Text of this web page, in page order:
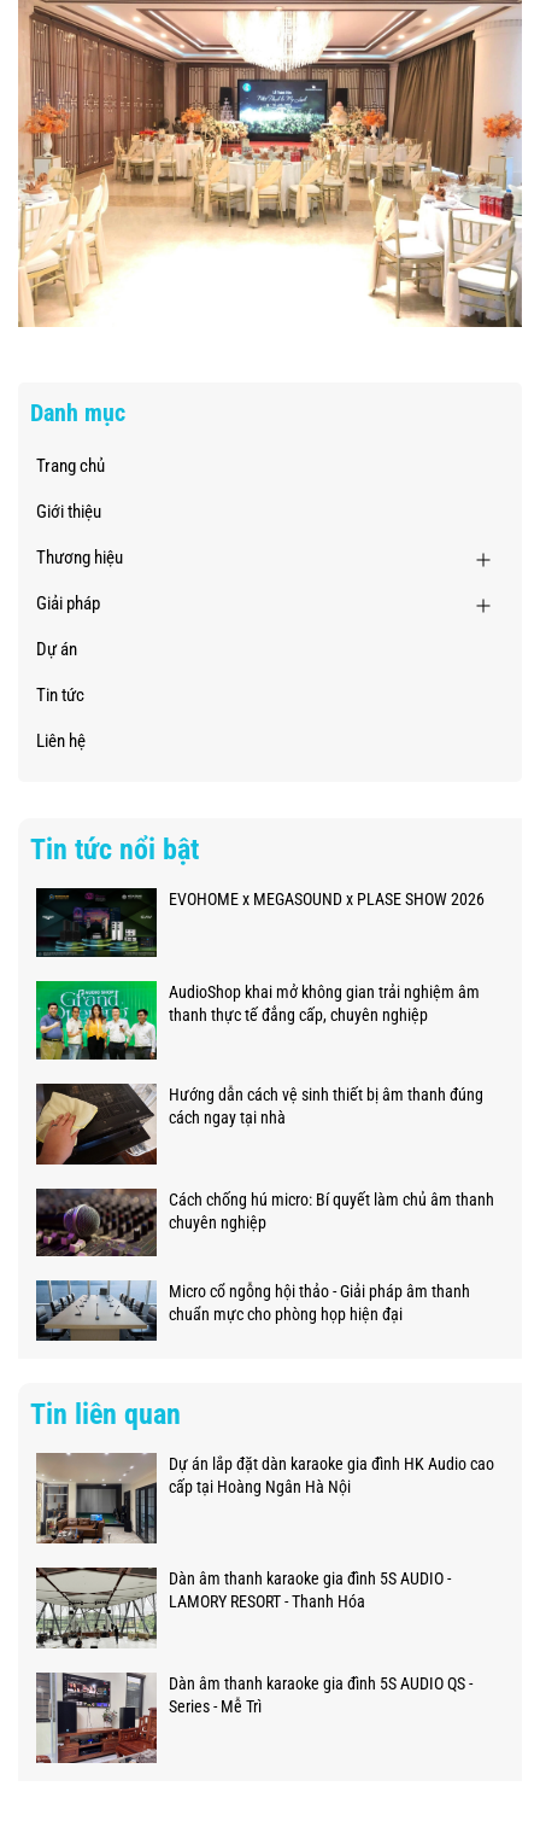
Danh mục
Trang chủ
Giới thiệu
Thương hiệu
Giải pháp
Dự án
Tin tức
Liên hệ
Tin tức nổi bật
EVOHOME x MEGASOUND x PLASE SHOW 2026
AudioShop khai mở không gian trải nghiệm âm
thanh thực tế đẳng cấp, chuyên nghiệp
Hướng dẫn cách vệ sinh thiết bị âm thanh đúng
cách ngay tại nhà
Cách chống hú micro: Bí quyết làm chủ âm thanh
chuyên nghiệp
Micro cổ ngỗng hội thảo - Giải pháp âm thanh
chuẩn mực cho phòng họp hiện đại
Tin liên quan
Dự án lắp đặt dàn karaoke gia đình HK Audio cao
cấp tại Hoàng Ngân Hà Nội
Dàn âm thanh karaoke gia đình 5S AUDIO -
LAMORY RESORT - Thanh Hóa
Dàn âm thanh karaoke gia đình 5S AUDIO QS -
Series - Mễ Trì